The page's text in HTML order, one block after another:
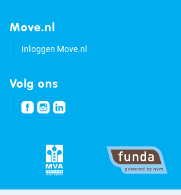
Move.nl
Inloggen Move.nl
Volg ons